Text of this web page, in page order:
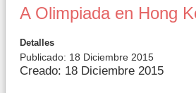
A Olimpiada en Hong
Detalles
Publicado: 18 Diciembre 2015
Creado: 18 Diciembre 2015